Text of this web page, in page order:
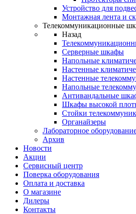
Устройство для
Монтажная лента и
Телекоммуникационные
Назад
Серверные шкафы
Напольные
Настенные
Настенные
Напольные
Антивандальные
Шкафы высокой
Стойки
Органайзеры
Лабораторное
Архив
Новости
Акции
Сервисный центр
Поверка оборудования
Оплата и доставка
О магазине
Дилеры
Контакты